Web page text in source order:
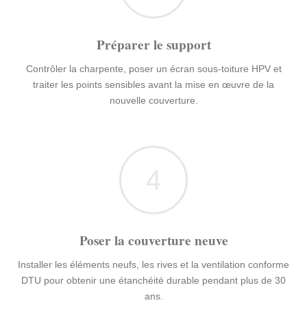
Préparer le support
Contrôler la charpente, poser un écran sous-toiture HPV et
traiter les points sensibles avant la mise en œuvre de la
nouvelle couverture.
4
Poser la couverture neuve
Installer les éléments neufs, les rives et la ventilation conforme
DTU pour obtenir une étanchéité durable pendant plus de 30
ans.